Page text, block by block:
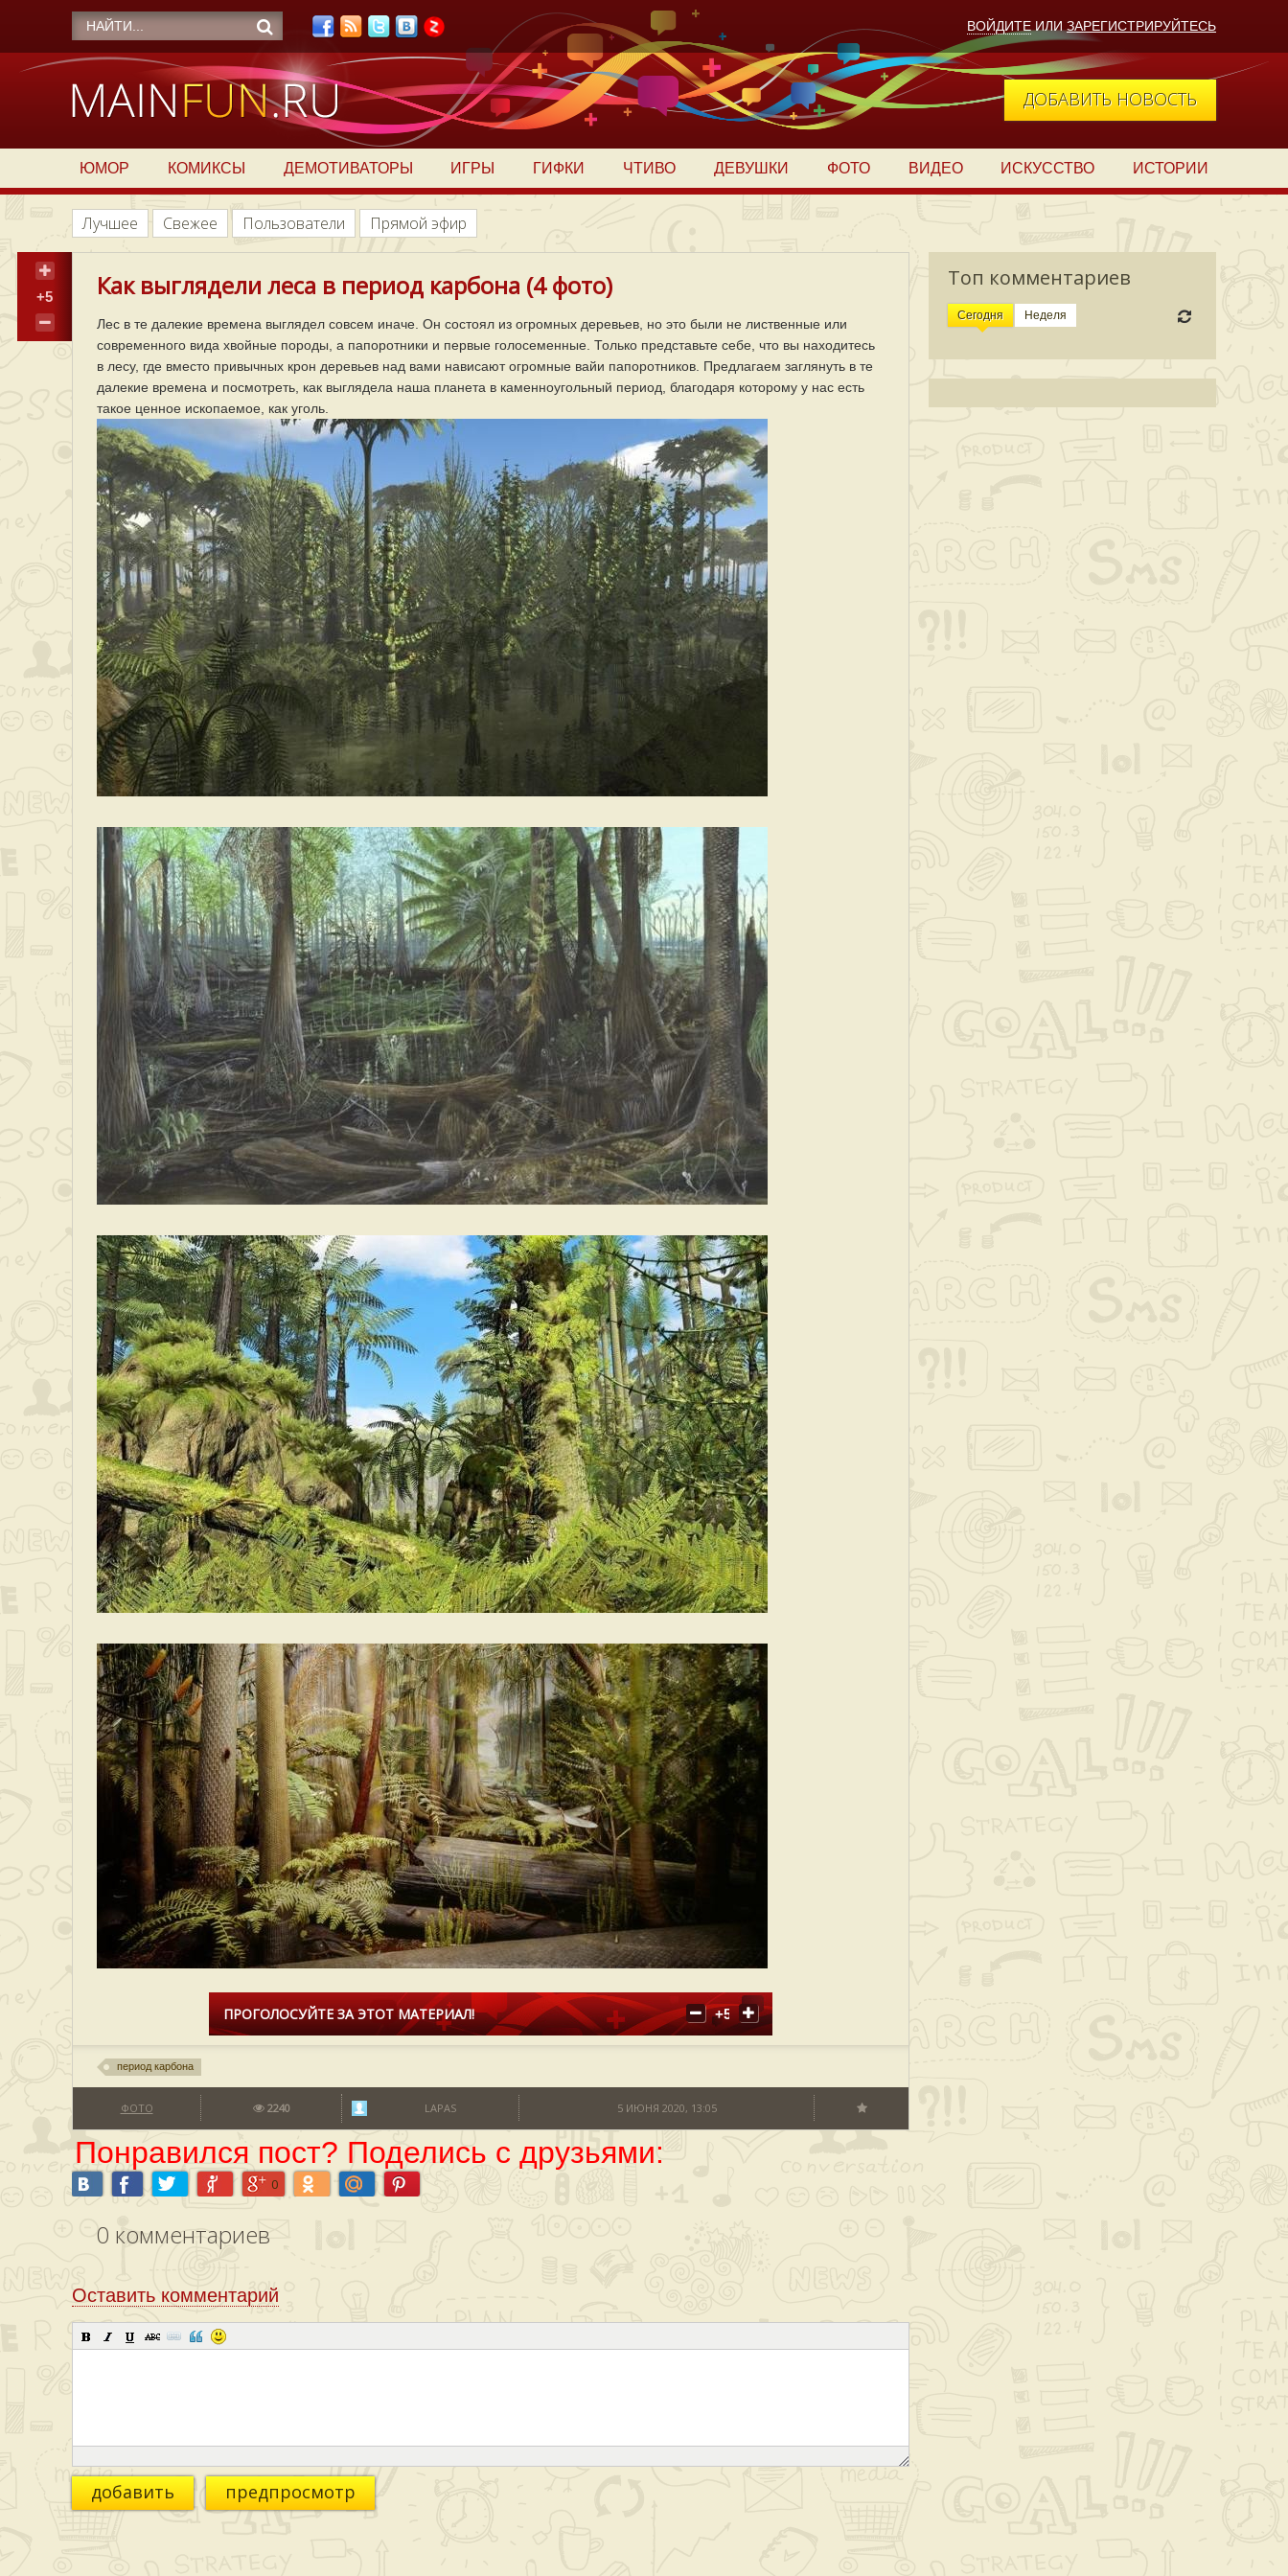
ВОЙДИТЕ ИЛИ ЗАРЕГИСТРИРУЙТЕСЬ
ДОБАВИТЬ НОВОСТЬ
ЮМОР КОМИКСЫ ДЕМОТИВАТОРЫ ИГРЫ ГИФКИ ЧТИВО ДЕВУШКИ ФОТО ВИДЕО ИСКУССТВО ИСТОРИИ
Лучшее Свежее Пользователи Прямой эфир
Топ комментариев
Сегодня Неделя
+5 Как выглядели леса в период карбона (4 фото)
Лес в те далекие времена выглядел совсем иначе. Он состоял из огромных деревьев, но это были не лиственные или
современного вида хвойные породы, а папоротники и первые голосеменные. Только представьте себе, что вы находитесь
в лесу, где вместо привычных крон деревьев над вами нависают огромные вайи папоротников. Предлагаем заглянуть в те
далекие времена и посмотреть, как выглядела наша планета в каменноугольный период, благодаря которому у нас есть
такое ценное ископаемое, как уголь.
ПРОГОЛОСУЙТЕ ЗА ЭТОТ МАТЕРИАЛ! +5
период карбона
ФОТО 2240 LAPAS 5 ИЮНЯ 2020, 13:05
Понравился пост? Поделись с друзьями:
0
0 комментариев
Оставить комментарий
добавить предпросмотр